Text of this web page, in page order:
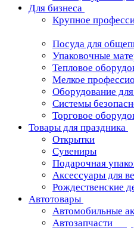
Для бизнеса
Крупное
Посуда для
Упаковочные
Тепловое
Мелкое
Оборудование
Системы
Торговое
Товары для праздника
Открытки
Сувениры
Подарочная
Аксессуары для
Рождественские
Автотовары
Автомобильные
Автозапчасти